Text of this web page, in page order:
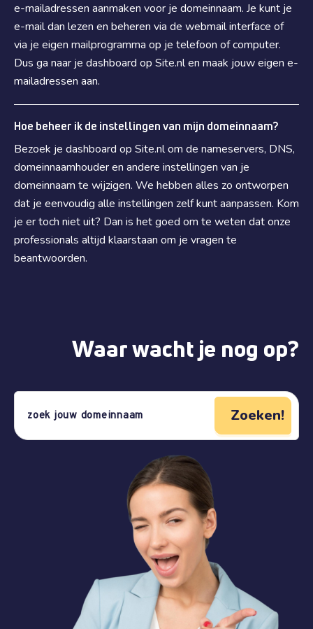
e-mailadressen aanmaken voor je domeinnaam. Je kunt je
e-mail dan lezen en beheren via de webmail interface of
via je eigen mailprogramma op je telefoon of computer.
Dus ga naar je dashboard op Site.nl en maak jouw eigen e-
mailadressen aan.
Hoe beheer ik de instellingen van mijn domeinnaam?
Bezoek je dashboard op Site.nl om de nameservers, DNS,
domeinnaamhouder en andere instellingen van je
domeinnaam te wijzigen. We hebben alles zo ontworpen
dat je eenvoudig alle instellingen zelf kunt aanpassen. Kom
je er toch niet uit? Dan is het goed om te weten dat onze
professionals altijd klaarstaan om je vragen te
beantwoorden.
Waar wacht je nog op?
Zoeken!